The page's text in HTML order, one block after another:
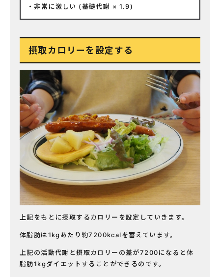
非常に激しい (基礎代謝 × 1.9)
摂取カロリーを設定する
上記をもとに摂取するカロリーを設定していきます。
体脂肪は1kgあたり約7200kcalを蓄えています。
上記の活動代謝と摂取カロリーの差が7200になると体
脂肪1kgダイエットすることができるのです。